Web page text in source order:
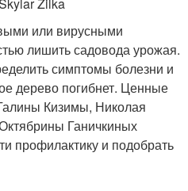
или вирусными
лишить садовода урожая.
симптомы болезни и
дерево погибнет. Ценные
Кизимы, Николая
Ганичкиных
профилактику и подобрать